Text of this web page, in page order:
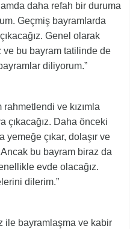
daha refah bir duruma
Geçmiş bayramlarda
Genel olarak
bu bayram tatilinde de
diliyorum.”
ve kızımla
çıkacağız. Daha önceki
çıkar, dolaşır ve
Ancak bu bayram biraz da
evde olacağız.
dilerim.”
ile bayramlaşma ve kabir